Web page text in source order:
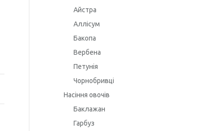
Айстра
Аллісум
Бакопа
Вербена
Петунія
Чорнобривці
Насіння овочів
Баклажан
Гарбуз